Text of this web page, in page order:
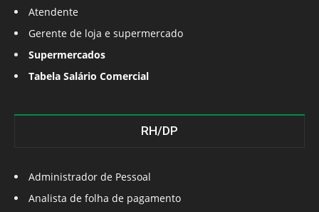
Atendente
Gerente de loja e supermercado
Supermercados
Tabela Salário Comercial
RH/DP
Administrador de Pessoal
Analista de folha de pagamento